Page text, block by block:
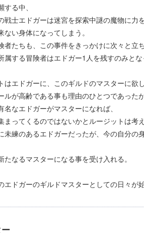
る中、
戦士エドガーは迷宮を探索中謎の魔物に力
い身体になってしまう。
者たちも、この事件をきっかけに次々と立
属する冒険者はエドガー1人を残すのみと
はエドガーに、このギルドのマスターに欲
ルが高齢である事も理由のひとつであった
なエドガーがマスターになれば、
まってくるのではないかとルージットは考
未練のあるエドガーだったが、今の自分
たなるマスターになる事を受け入れる。
エドガーのギルドマスターとしての日々が